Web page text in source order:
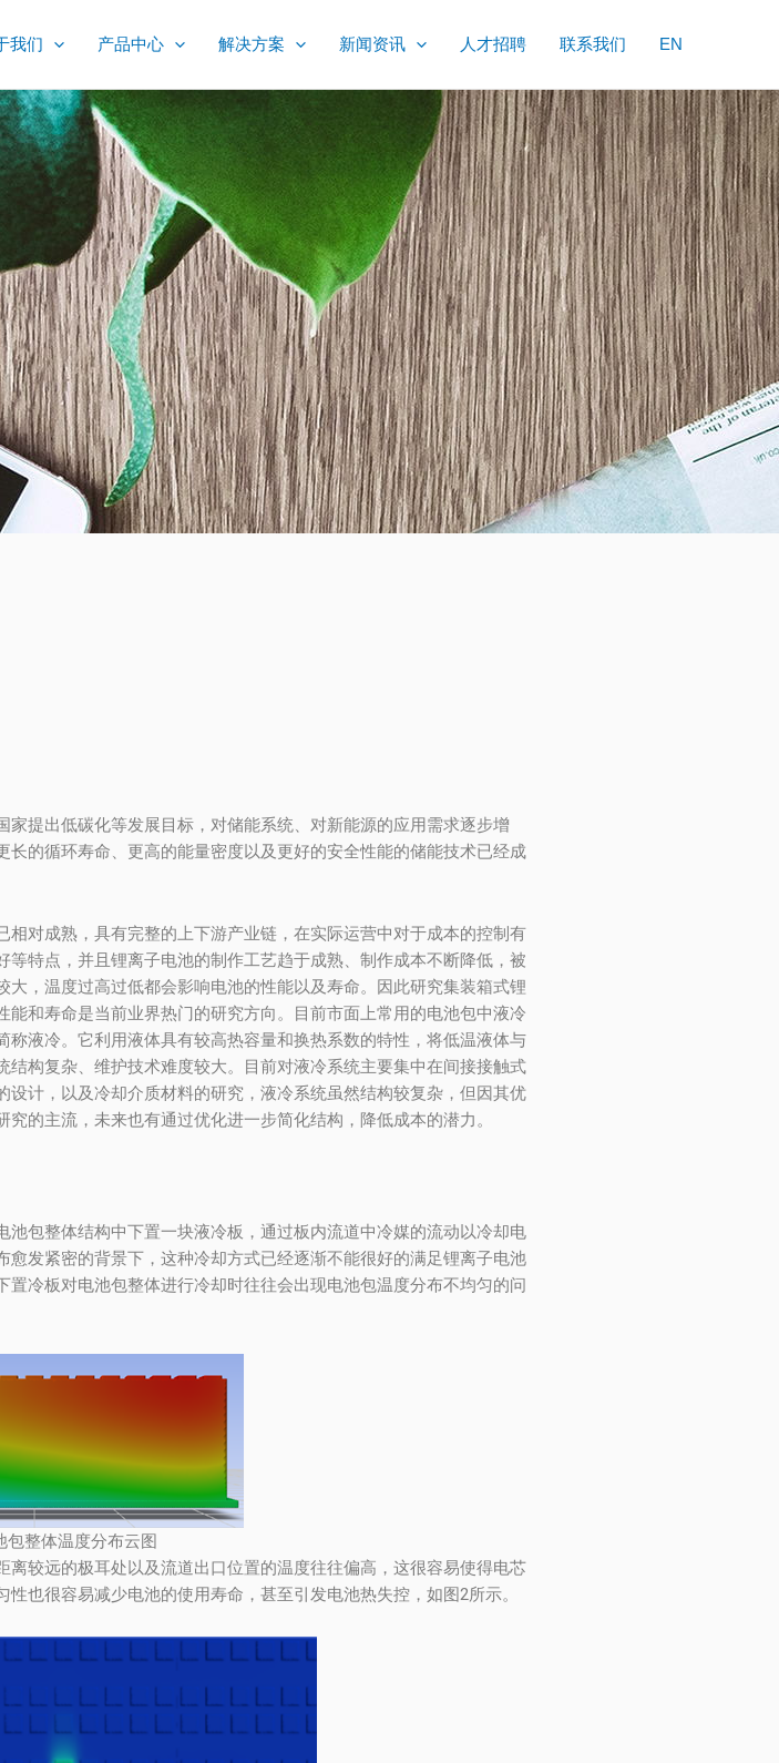
我们 产品中心 解决方案 新闻资讯 人才招聘 联系我们 EN
提出低碳化等发展目标，对储能系统、对新能源的应用需求逐步增
的循环寿命、更高的能量密度以及更好的安全性能的储能技术已经成
对成熟，具有完整的上下游产业链，在实际运营中对于成本的控制有
特点，并且锂离子电池的制作工艺趋于成熟、制作成本不断降低，被
，温度过高过低都会影响电池的性能以及寿命。因此研究集装箱式锂
和寿命是当前业界热门的研究方向。目前市面上常用的电池包中液冷
液冷。它利用液体具有较高热容量和换热系数的特性，将低温液体与
构复杂、维护技术难度较大。目前对液冷系统主要集中在间接接触式
计，以及冷却介质材料的研究，液冷系统虽然结构较复杂，但因其优
的主流，未来也有通过优化进一步简化结构，降低成本的潜力。
包整体结构中下置一块液冷板，通过板内流道中冷媒的流动以冷却电
发紧密的背景下，这种冷却方式已经逐渐不能很好的满足锂离子电池
冷板对电池包整体进行冷却时往往会出现电池包温度分布不均匀的问
包整体温度分布云图
较远的极耳处以及流道出口位置的温度往往偏高，这很容易使得电芯
也很容易减少电池的使用寿命，甚至引发电池热失控，如图2所示。